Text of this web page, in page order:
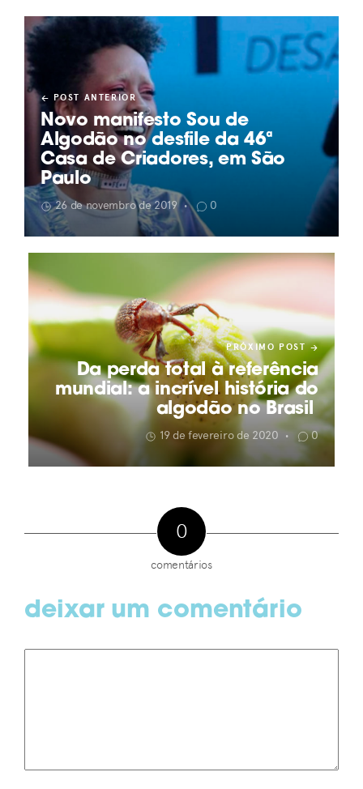
POST ANTERIOR
Novo manifesto Sou de
Algodão no desfile da 46ª
Casa de Criadores, em São
Paulo
26 de novembro de 2019 • 0
PRÓXIMO POST
Da perda total à referência
mundial: a incrível história do
algodão no Brasil
19 de fevereiro de 2020 • 0
0
comentários
deixar um comentário